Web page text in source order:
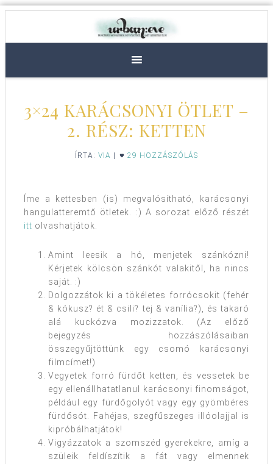
3×24 KARÁCSONYI ÖTLET –
2. RÉSZ: KETTEN
ÍRTA: VIA 29 HOZZÁSZÓLÁS
Íme a kettesben (is) megvalósítható, karácsonyi
hangulatteremtő ötletek. :) A sorozat előző részét
itt olvashatjátok.
Amint leesik a hó, menjetek szánkózni!
Kérjetek kölcsön szánkót valakitől, ha nincs
saját. :)
Dolgozzátok ki a tökéletes forrócsokit (fehér
& kókusz? ét & csili? tej & vanília?), és takaró
alá kuckózva mozizzatok. (Az előző
bejegyzés hozzászólásaiban
összegyűjtöttünk egy csomó karácsonyi
filmcímet!)
Vegyetek forró fürdőt ketten, és vessetek be
egy ellenállhatatlanul karácsonyi finomságot,
például egy fürdőgolyót vagy egy gyömbéres
fürdősót. Fahéjas, szegfűszeges illóolajjal is
kipróbálhatjátok!
Vigyázzatok a szomszéd gyerekekre, amíg a
szüleik feldíszítik a fát vagy elmennek